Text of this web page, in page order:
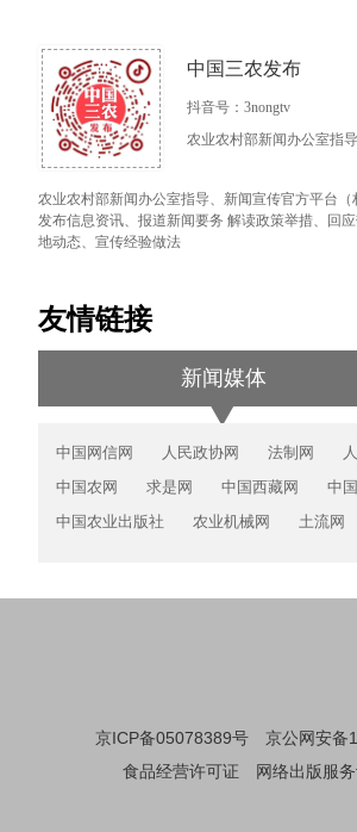
中国三农发布
抖音号：3nongtv
农业农村部新闻办公室指导
农业农村部新闻办公室指导、新闻宣传官方平台（
发布信息资讯、报道新闻要务 解读政策举措、回
地动态、宣传经验做法
友情链接
新闻媒体
中国网信网 人民政协网 法制网
中国农网
求是网 中国西藏网 中
中国农业出版社
农业机械网 土流网
京ICP备05078389号
京公网安备
食品经营许可证
网络出版服